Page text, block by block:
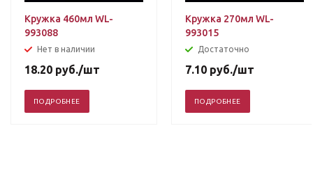
Кружка 460мл WL-
993088
Нет в наличии
18.20 руб./шт
ПОДРОБНЕЕ
Кружка 270мл WL-
993015
Достаточно
7.10 руб./шт
ПОДРОБНЕЕ